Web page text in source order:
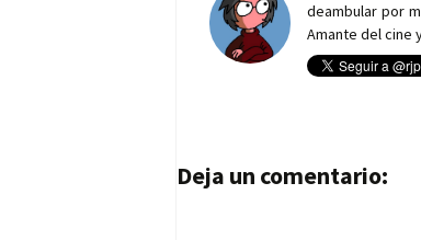
deambular por
Amante del cine
Navegación de
Deja un comentario: